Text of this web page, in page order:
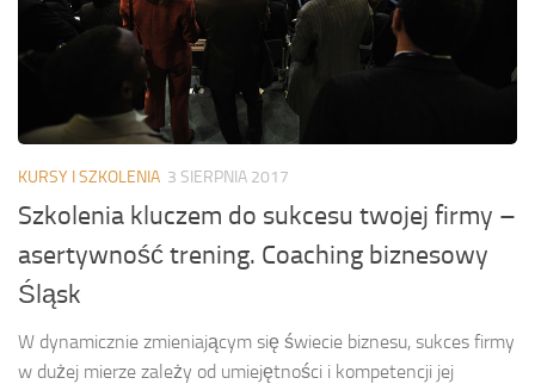
KURSY I SZKOLENIA 3 SIERPNIA 2017
Szkolenia kluczem do sukcesu twojej firmy –
asertywność trening. Coaching biznesowy
Śląsk
W dynamicznie zmieniającym się świecie biznesu, sukces firmy
w dużej mierze zależy od umiejętności i kompetencji jej